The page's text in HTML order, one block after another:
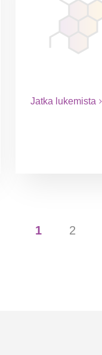
Tehotilit Oy
tilitoimisto
jo vuonna
Jatka lukemista
1 2